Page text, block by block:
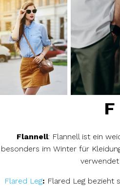
F
Flannell: Flannell ist ein
besonders im Winter für
verwendet
Flared Leg: Flared Leg bezieht